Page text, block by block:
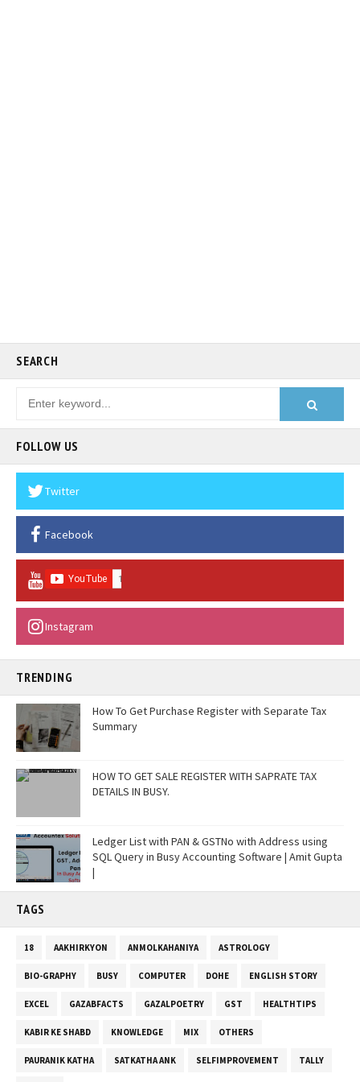
SEARCH
FOLLOW US
Twitter
Facebook
Instagram
TRENDING
How To Get Purchase Register with Separate Tax
Summary
HOW TO GET SALE REGISTER WITH SAPRATE TAX
DETAILS IN BUSY.
Ledger List with PAN & GSTNo with Address using
SQL Query in Busy Accounting Software | Amit Gupta
|
TAGS
18 AAKHIRKYON ANMOLKAHANIYA ASTROLOGY
BIO-GRAPHY BUSY COMPUTER DOHE ENGLISH STORY
EXCEL GAZABFACTS GAZALPOETRY GST HEALTHTIPS
KABIR KE SHABD KNOWLEDGE MIX OTHERS
PAURANIK KATHA SATKATHA ANK SELFIMPROVEMENT TALLY